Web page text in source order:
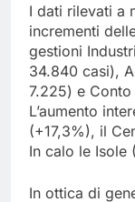
I dati rilevati a
incrementi
gestioni
34.840 casi),
7.225) e
L’aumento
(+17,3%), il
In calo le Isole
In ottica di